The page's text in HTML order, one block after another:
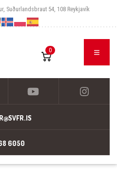
Suðurlandsbraut 54, 108 Reykjavík
0
6050